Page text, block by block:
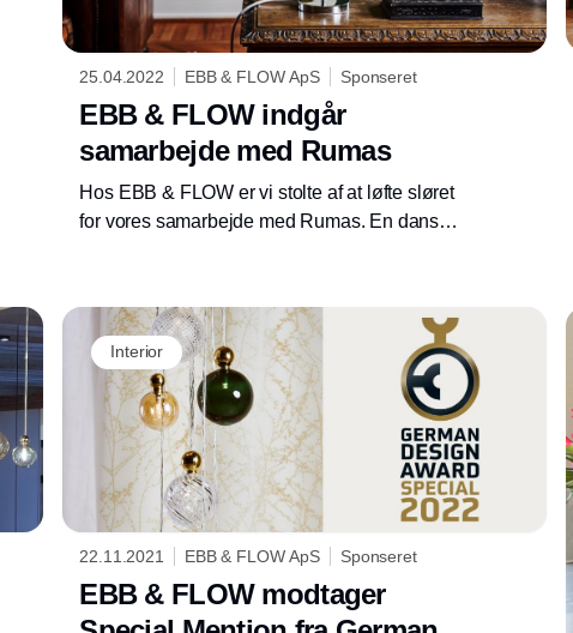
25.04.2022 EBB & FLOW ApS Sponseret
EBB & FLOW indgår
samarbejde med Rumas
Hos EBB & FLOW er vi stolte af at løfte sløret
for vores samarbejde med Rumas. En dansk
Interior
22.11.2021 EBB & FLOW ApS Sponseret
EBB & FLOW modtager